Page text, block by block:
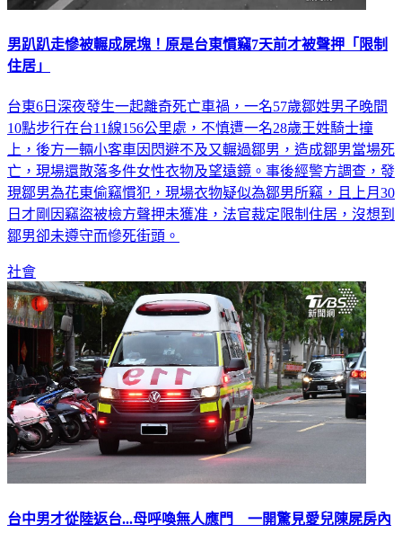
男趴趴走慘被輾成屍塊！原是台東慣竊7天前才被聲押「限制
住居」
台東6日深夜發生一起離奇死亡車禍，一名57歲鄒姓男子晚間
10點步行在台11線156公里處，不慎遭一名28歲王姓騎士撞
上，後方一輛小客車因閃避不及又輾過鄒男，造成鄒男當場死
亡，現場還散落多件女性衣物及望遠鏡。事後經警方調查，發
現鄒男為花東偷竊慣犯，現場衣物疑似為鄒男所竊，且上月30
日才剛因竊盜被檢方聲押未獲准，法官裁定限制住居，沒想到
鄒男卻未遵守而慘死街頭。
社會
台中男才從陸返台...母呼喚無人應門 一開驚見愛兒陳屍房內